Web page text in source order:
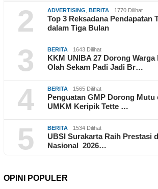
2 ADVERTISING, BERITA 1770 Dilihat
Top 3 Reksadana Pendapatan
dalam Tiga Bulan
3 BERITA 1643 Dilihat
KKM UNIBA 27 Dorong
Olah Sekam Padi Jadi Br…
4 BERITA 1565 Dilihat
Penguatan GMP Dorong Mutu
UMKM Keripik Tette …
5 BERITA 1534 Dilihat
UBSI Surakarta Raih Prestasi
Nasional 2026…
OPINI POPULER